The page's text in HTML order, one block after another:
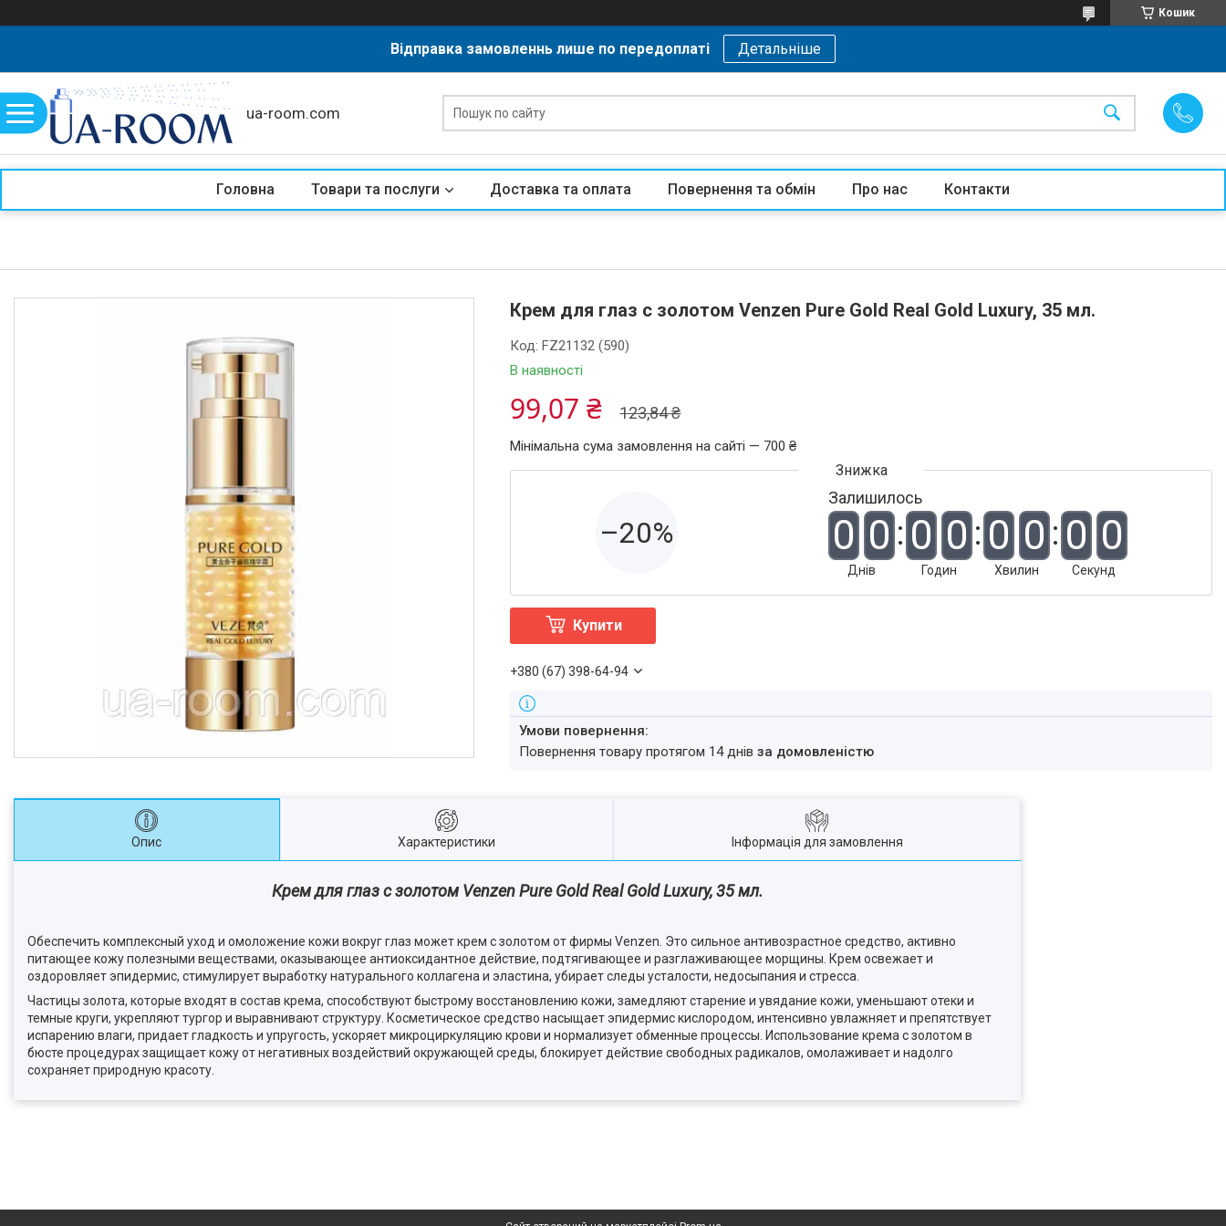
Кошик
Відправка замовленнь лише по передоплаті Детальніше
ua-room.com
Головна Товари та послуги Доставка та оплата Повернення та обмін Про нас Контакти
Крем для глаз с золотом Venzen Pure Gold Real Gold Luxury, 35 мл.
В наявності
Код:FZ21132 (590)
123,84 ₴
99,07 ₴
Мінімальна сума замовлення на сайті — 700 ₴
–20%
Залишилось
0 0
Днів
0 0
Годин
0 0
Хвилин
0 0
Секунд
Купити
+380 (67) 398-64-94
повернення товару протягом 14 днівза домовленістю
Опис Характеристики Інформація для замовлення
Крем для глаз с золотом Venzen Pure Gold Real Gold Luxury, 35 мл.
Обеспечить комплексный уход и омоложение кожи вокруг глаз может крем с золотом от фирмы Venzen. Это сильное антивозрастное средство, активно
питающее кожу полезными веществами, оказывающее антиоксидантное действие, подтягивающее и разглаживающее морщины. Крем освежает и
оздоровляет эпидермис, стимулирует выработку натурального коллагена и эластина, убирает следы усталости, недосыпания и стресса.
Частицы золота, которые входят в состав крема, способствуют быстрому восстановлению кожи, замедляют старение и увядание кожи, уменьшают отеки и
темные круги, укрепляют тургор и выравнивают структуру. Косметическое средство насыщает эпидермис кислородом, интенсивно увлажняет и препятствует
испарению влаги, придает гладкость и упругость, ускоряет микроциркуляцию крови и нормализует обменные процессы. Использование крема с золотом в
бюсте процедурах защищает кожу от негативных воздействий окружающей среды, блокирует действие свободных радикалов, омолаживает и надолго
сохраняет природную красоту.